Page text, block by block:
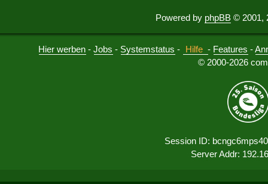
Powered by phpBB © 2001,
Hier werben -Jobs - Systemstatus - Hilfe - Features -
© 2000-2026
Session ID:
Server Addr: